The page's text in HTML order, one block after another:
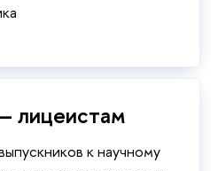
лицеистам
к научному